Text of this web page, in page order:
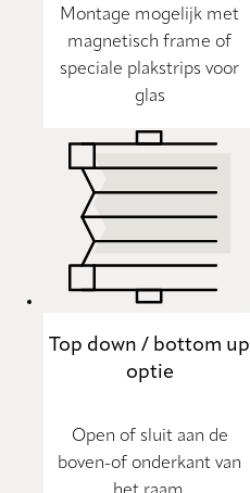
Montage mogelijk met
magnetisch frame of
speciale plakstrips voor
glas
Top down / bottom up
optie
Open of sluit aan de
boven-of onderkant van